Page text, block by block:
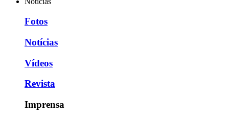
Fotos
Notícias
Vídeos
Revista
Imprensa